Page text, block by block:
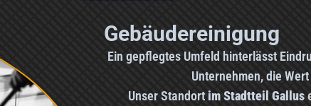
Gebäudereinigung
Ein gepflegtes Umfeld hinterlässt
Unternehmen, die
Unser Standortim Stadtteil Gallus